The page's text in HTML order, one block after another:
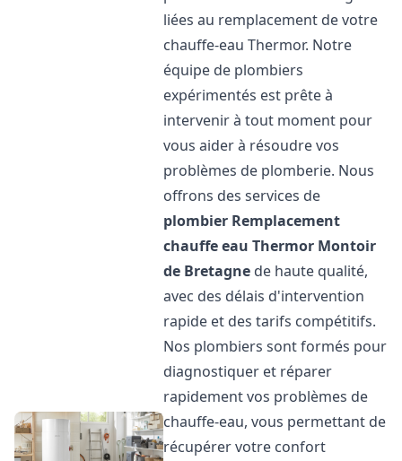
liées au remplacement de votre
chauffe-eau Thermor. Notre
équipe de plombiers
expérimentés est prête à
intervenir à tout moment pour
vous aider à résoudre vos
problèmes de plomberie. Nous
offrons des services de
plombier Remplacement
chauffe eau Thermor Montoir
de Bretagne de haute qualité,
avec des délais d'intervention
rapide et des tarifs compétitifs.
Nos plombiers sont formés pour
diagnostiquer et réparer
rapidement vos problèmes de
chauffe-eau, vous permettant de
récupérer votre confort